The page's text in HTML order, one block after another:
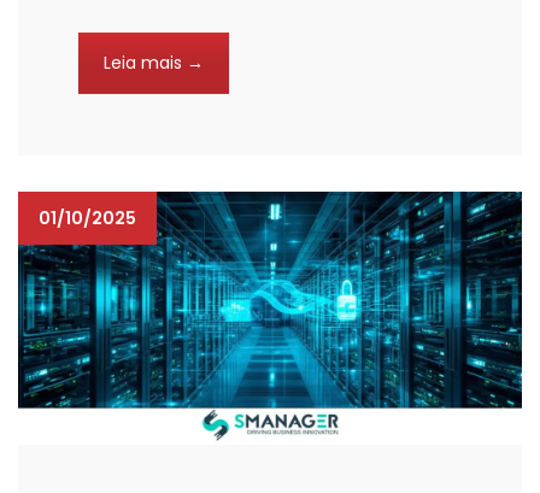
Leia mais →
01/10/2025